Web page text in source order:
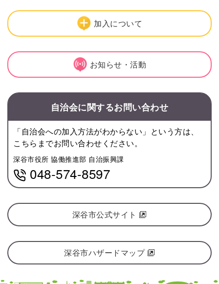
加入について
お知らせ・活動
自治会に関するお問い合わせ
「自治会への加入方法がわからない」という方は、
こちらまでお問い合わせください。
深谷市役所 協働推進部 自治振興課
048-574-8597
深谷市公式サイト
深谷市ハザードマップ